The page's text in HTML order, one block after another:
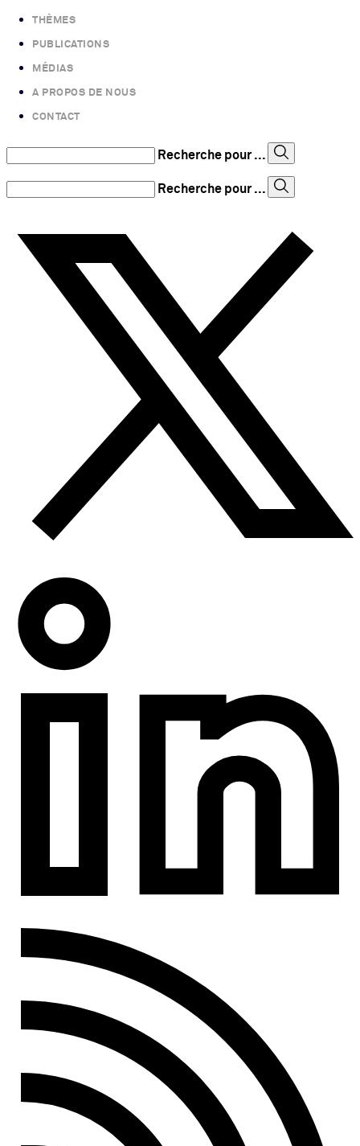
THÈMES
PUBLICATIONS
MÉDIAS
A PROPOS DE NOUS
CONTACT
Recherche pour ...
Recherche pour ...